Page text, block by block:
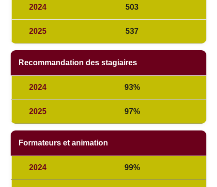
503
537
Recommandation des stagiaires
93%
97%
Formateurs et animation
99%